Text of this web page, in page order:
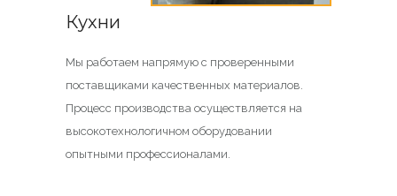
Кухни
Мы работаем напрямую с проверенными
поставщиками качественных материалов.
Процесс производства осуществляется на
высокотехнологичном оборудовании
опытными профессионалами.